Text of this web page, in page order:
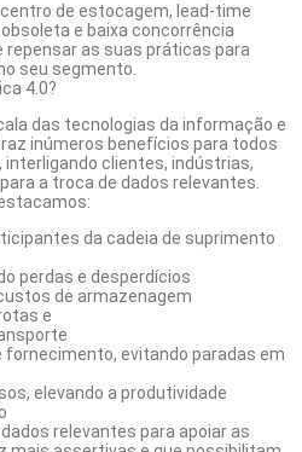
de estocagem, lead-time
e baixa concorrência
repensar as suas práticas para
seu segmento.
4.0?
das tecnologias da informação e
inúmeros benefícios para todos
interligando clientes, indústrias,
a troca de dados relevantes.
da cadeia de suprimento
perdas e desperdícios
de armazenagem
e
fornecimento, evitando paradas em
elevando a produtividade
relevantes para apoiar as